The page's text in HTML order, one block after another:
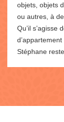
objets, objets
ou autres, à
Qu’il s’agisse
Stéphane